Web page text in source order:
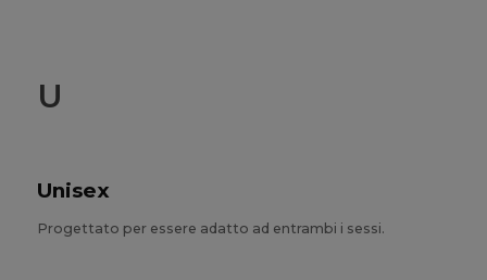
U
Unisex
Progettato per essere adatto ad entrambi i sessi.